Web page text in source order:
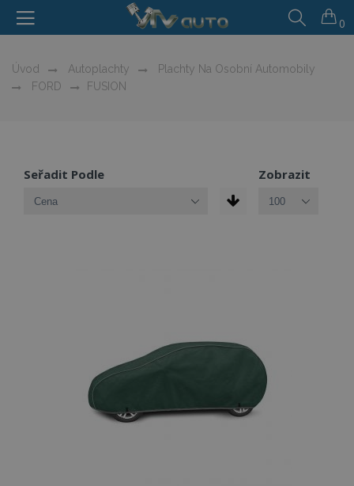
0
Úvod Autoplachty
Plachty Na Osobní Automobily
FORD
FUSION
Seřadit Podle Zobrazit